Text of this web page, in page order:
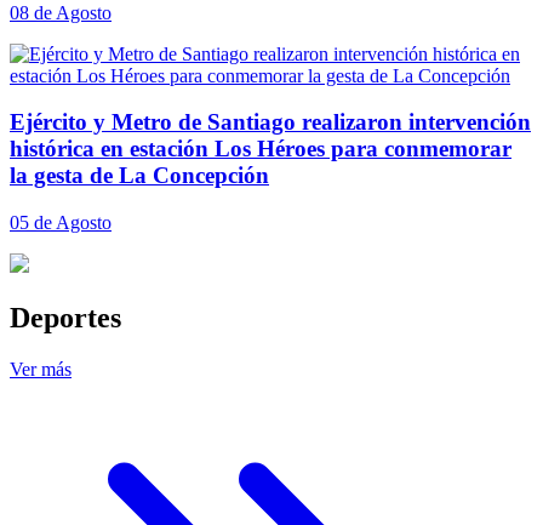
08 de Agosto
Ejército y Metro de Santiago realizaron intervención
histórica en estación Los Héroes para conmemorar
la gesta de La Concepción
05 de Agosto
Deportes
Ver más